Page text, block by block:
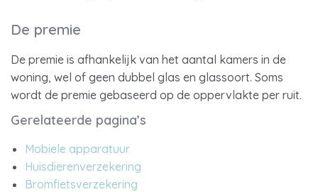
De premie
De premie is afhankelijk van het aantal kamers in de
woning, wel of geen dubbel glas en glassoort. Soms
wordt de premie gebaseerd op de oppervlakte per ruit.
Gerelateerde pagina’s
Mobiele apparatuur
Huisdierenverzekering
Bromfietsverzekering